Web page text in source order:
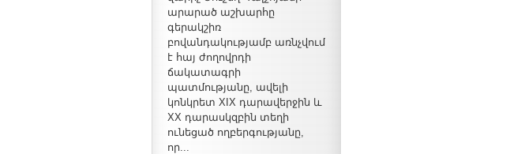
արարած աշխարհը
գերակշիռ
բովանդակությամբ առնչվում
է հայ ժողովրդի
ճակատագրի
պատմությանը, ավելի
կոնկրետ XIX դարավերջին և
XX դարասկզբին տեղի
ունեցած ողբերգությանը,
որ...